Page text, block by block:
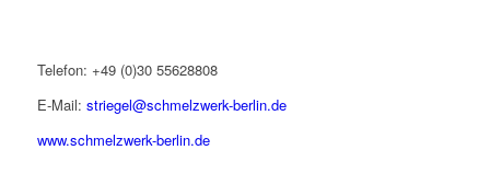
Telefon: +49 (0)30 55628808
E-Mail: striegel@schmelzwerk-berlin.de
www.schmelzwerk-berlin.de